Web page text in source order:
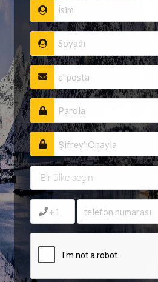
Bir ülke seçin